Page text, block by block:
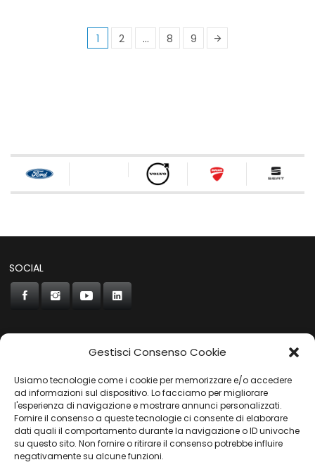
Gestisci Consenso Cookie
Usiamo tecnologie come i cookie per memorizzare e/o accedere
ad informazioni sul dispositivo. Lo facciamo per migliorare
l'esperienza di navigazione e mostrare annunci personalizzati.
Fornire il consenso a queste tecnologie ci consente di elaborare
dati quali il comportamento durante la navigazione o ID univoche
su questo sito. Non fornire o ritirare il consenso potrebbe influire
negativamente su alcune funzioni.
1 2 … 8 9
SOCIAL
CONCORDE
AUTOCHIAVARI
Gruppo Carfin SPA |P.IVA: 03859710109 |Sede Legale:
Via L. Perini 50 - 16152 Genova | © 2025